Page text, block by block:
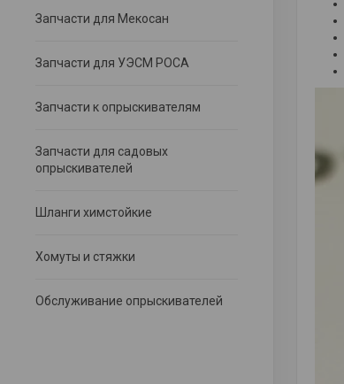
Запчасти для Мекосан
Запчасти для УЭСМ РОСА
Запчасти к опрыскивателям
Запчасти для садовых
опрыскивателей
Шланги химстойкие
Хомуты и стяжки
Обслуживание опрыскивателей